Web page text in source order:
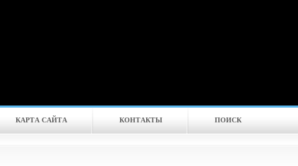
КАРТА САЙТА КОНТАКТЫ ПОИСК